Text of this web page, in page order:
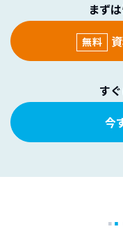
まず
無料
す
今